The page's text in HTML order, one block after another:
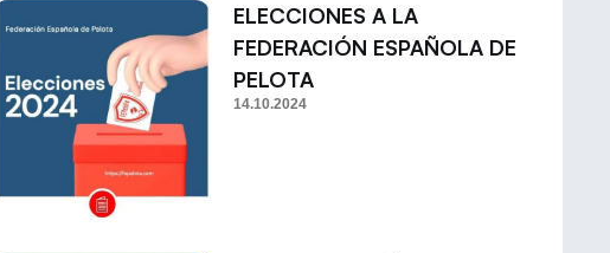
ELECCIONES A LA
FEDERACIÓN ESPAÑOLA DE
PELOTA
14.10.2024